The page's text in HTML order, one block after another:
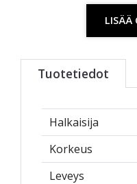
LISÄÄ
Tuotetiedot
Halkaisija
Korkeus
Leveys